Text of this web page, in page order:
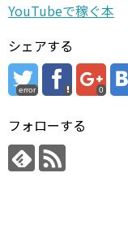
YouTubeで稼ぐ本
シェアする
error 0
フォローする